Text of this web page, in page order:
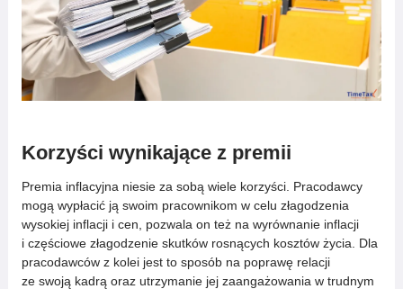
Korzyści wynikające z premii
Premia inflacyjna niesie za sobą wiele korzyści. Pracodawcy
mogą wypłacić ją swoim pracownikom w celu złagodzenia
wysokiej inflacji i cen, pozwala on też na wyrównanie inflacji
i częściowe złagodzenie skutków rosnących kosztów życia. Dla
pracodawców z kolei jest to sposób na poprawę relacji
ze swoją kadrą oraz utrzymanie jej zaangażowania w trudnym